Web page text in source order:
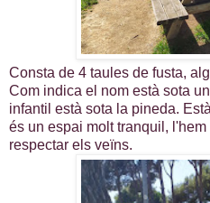
Consta de 4 taules de fusta,
Com indica el nom està sota
infantil està sota la pineda.
és un espai molt tranquil,
respectar els veïns.